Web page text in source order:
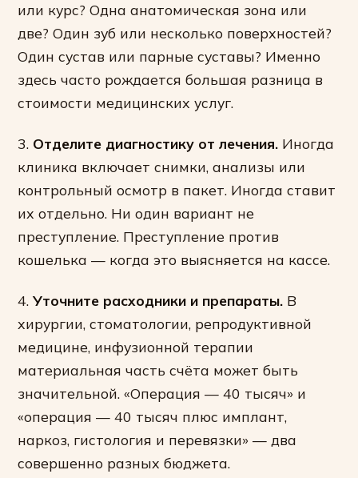
или курс? Одна анатомическая зона или
две? Один зуб или несколько поверхностей?
Один сустав или парные суставы? Именно
здесь часто рождается большая разница в
стоимости медицинских услуг.
3. Отделите диагностику от лечения. Иногда
клиника включает снимки, анализы или
контрольный осмотр в пакет. Иногда ставит
их отдельно. Ни один вариант не
преступление. Преступление против
кошелька — когда это выясняется на кассе.
4. Уточните расходники и препараты. В
хирургии, стоматологии, репродуктивной
медицине, инфузионной терапии
материальная часть счёта может быть
значительной. «Операция — 40 тысяч» и
«операция — 40 тысяч плюс имплант,
наркоз, гистология и перевязки» — два
совершенно разных бюджета.